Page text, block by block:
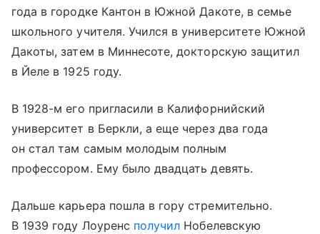
года в городке Кантон в Южной Дакоте, в семье
школьного учителя. Учился в университете Южной
Дакоты, затем в Миннесоте, докторскую защитил
в Йеле в 1925 году.
В 1928-м его пригласили в Калифорнийский
университет в Беркли, а еще через два года
он стал там самым молодым полным
профессором. Ему было двадцать девять.
Дальше карьера пошла в гору стремительно.
В 1939 году Лоуренс получил Нобелевскую